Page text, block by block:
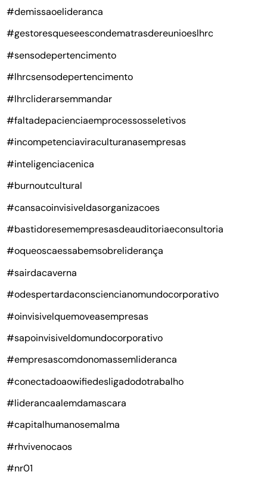
#demissaoelideranca
#gestoresqueseescondematrasdereunioeslhrc
#sensodepertencimento
#lhrcsensodepertencimento
#lhrcliderarsemmandar
#faltadepacienciaemprocessosseletivos
#incompetenciaviraculturanasempresas
#inteligenciacenica
#burnoutcultural
#cansacoinvisiveldasorganizacoes
#bastidoresemempresasdeauditoriaeconsultoria
#oqueoscaessabemsobreliderança
#sairdacaverna
#odespertardaconsciencianomundocorporativo
#oinvisivelquemoveasempresas
#sapoinvisiveldomundocorporativo
#empresascomdonomassemlideranca
#conectadoaowifiedesligadodotrabalho
#liderancaalemdamascara
#capitalhumanosemalma
#rhvivenocaos
#nr01